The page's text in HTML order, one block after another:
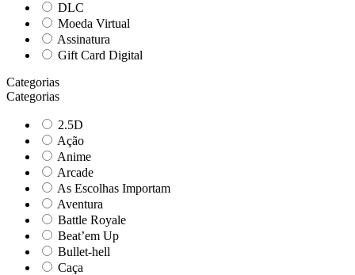
DLC
Moeda Virtual
Assinatura
Gift Card Digital
Categorias
Categorias
2.5D
Ação
Anime
Arcade
As Escolhas Importam
Aventura
Battle Royale
Beat’em Up
Bullet-hell
Caça